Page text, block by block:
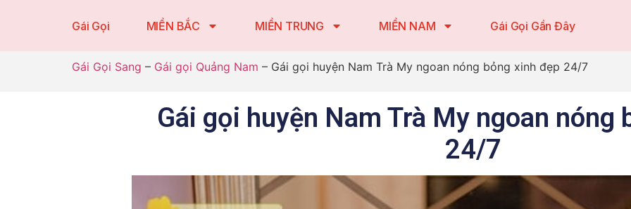
Gái Gọi MIỀN BẮC MIỀN TRUNG MIỀN NAM Gái Gọi Gần Đây
Gái Gọi Sang – Gái gọi Quảng Nam – Gái gọi huyện Nam Trà My ngoan nóng bỏng xinh đẹp 24/7
Gái gọi huyện Nam Trà My ngoan nóng
24/7